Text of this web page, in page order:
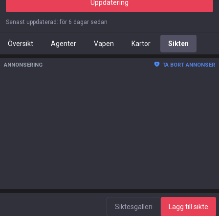
Uppdatering
Senast uppdaterad : för 6 dagar sedan
Översikt Agenter Vapen Kartor Sikten
ANNONSERING TA BORT ANNONSER
Siktesgalleri Lägg till sikte